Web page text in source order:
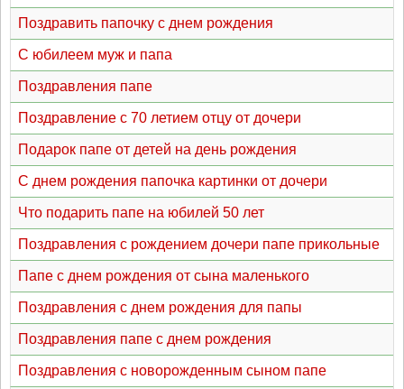
Поздравить папочку с днем рождения
С юбилеем муж и папа
Поздравления папе
Поздравление с 70 летием отцу от дочери
Подарок папе от детей на день рождения
С днем рождения папочка картинки от дочери
Что подарить папе на юбилей 50 лет
Поздравления с рождением дочери папе прикольные
Папе с днем рождения от сына маленького
Поздравления с днем рождения для папы
Поздравления папе с днем рождения
Поздравления с новорожденным сыном папе